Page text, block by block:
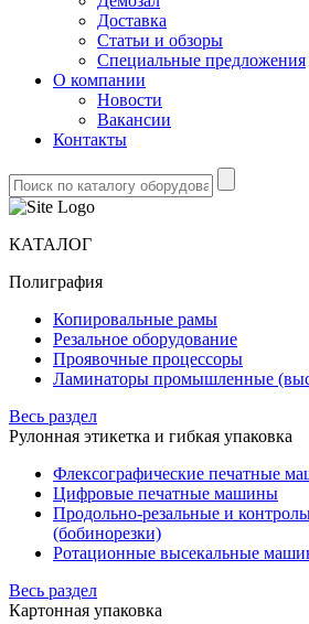
Доставка
Статьи и обзоры
Специальные предложения
О компании
Новости
Вакансии
Контакты
КАТАЛОГ
Полиграфия
Копировальные рамы
Резальное оборудование
Проявочные процессоры
Ламинаторы промышленные
Весь раздел
Рулонная этикетка и гибкая упаковка
Флексографические печатные
Цифровые печатные машины
Продольно-резальные и
(бобинорезки)
Ротационные высекальные
Весь раздел
Картонная упаковка